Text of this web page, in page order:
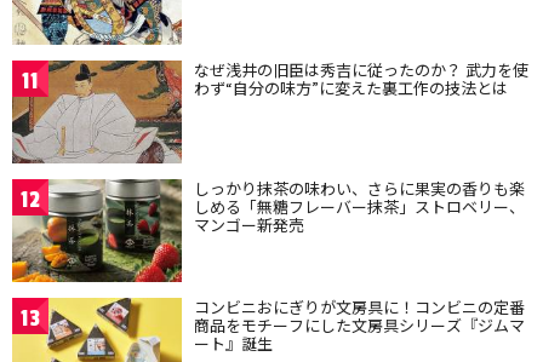
11 なぜ浅井の旧臣は秀吉に従ったのか？ 武力を使
わず“自分の味方”に変えた裏工作の技法とは
12 しっかり抹茶の味わい、さらに果実の香りも楽
しめる「無糖フレーバー抹茶」ストロベリー、
マンゴー新発売
13 コンビニおにぎりが文房具に！コンビニの定番
商品をモチーフにした文房具シリーズ『ジムマ
ート』誕生